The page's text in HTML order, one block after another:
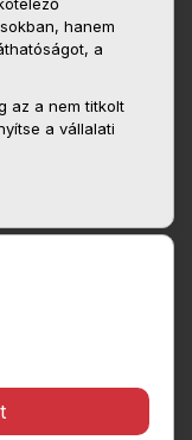
hanem
a
az a nem titkolt
a vállalati